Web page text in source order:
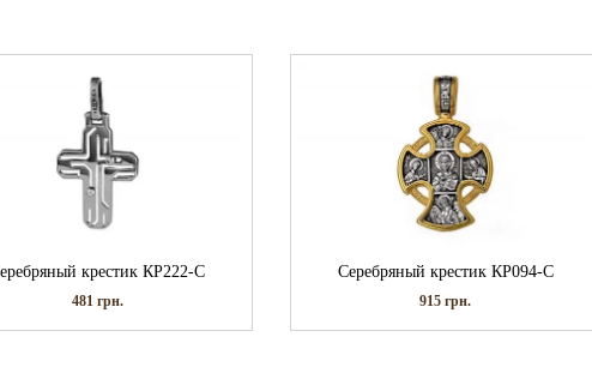
крестик КР222-С
481 грн.
Серебряный крестик КР094-С
915грн.